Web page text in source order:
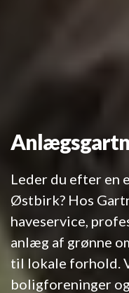
Leder du efter en
Østbirk? Hos
haveservice,
anlæg af grønne
til lokale forhold.
boligforeninger